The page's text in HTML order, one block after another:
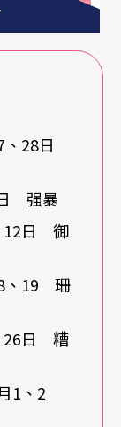
）将单方面
去意义，解
可能性呢？
看。这就是
集，流眼
」，开始的
之一（九三
传、八点档
材），但
」的差异
、28日
强暴
12日 御
、19 珊
26日 糟
1、2